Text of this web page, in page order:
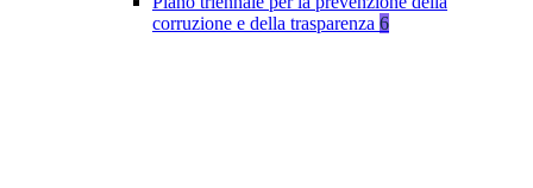
corruzione e della trasparenza 6